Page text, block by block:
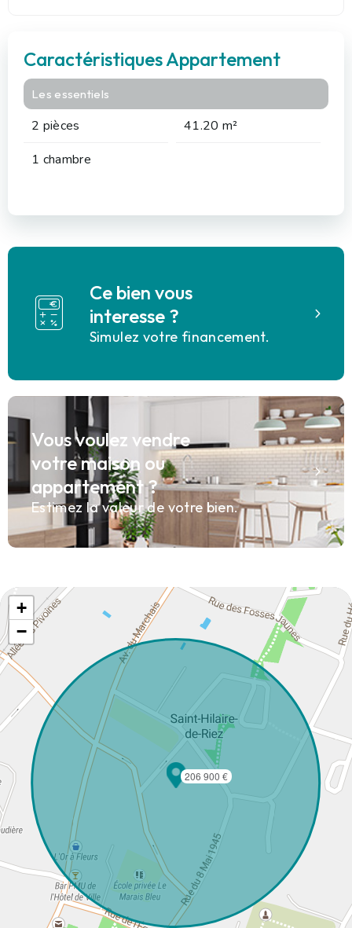
Caractéristiques Appartement
Les essentiels
2 pièces
41.20 m²
1 chambre
Ce bien vous
interesse ?
Simulez votre financement.
Vous voulez vendre
votre maison ou
appartement ?
Estimez la valeur de votre bien.
206 900 €
+
−